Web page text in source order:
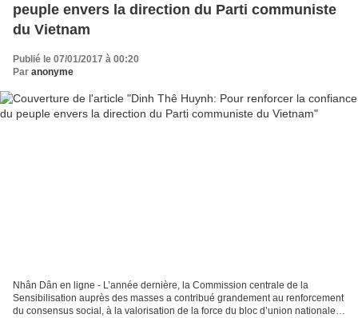
peuple envers la direction du Parti communiste
du Vietnam
Publié le 07/01/2017 à 00:20
Par anonyme
Nhân Dân en ligne - L’année dernière, la Commission centrale de la
Sensibilisation auprès des masses a contribué grandement au renforcement
du consensus social, à la valorisation de la force du bloc d’union nationale